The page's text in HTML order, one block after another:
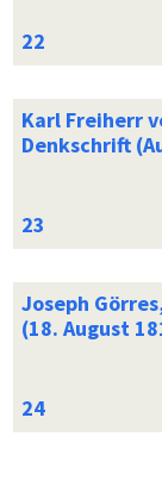
Karl Freiherr
Denkschrift
Joseph
(18. August